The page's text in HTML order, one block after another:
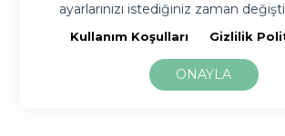
ONAYLA
ayarlarınızı istediğiniz zaman
Kullanım Koşulları Gizlilik